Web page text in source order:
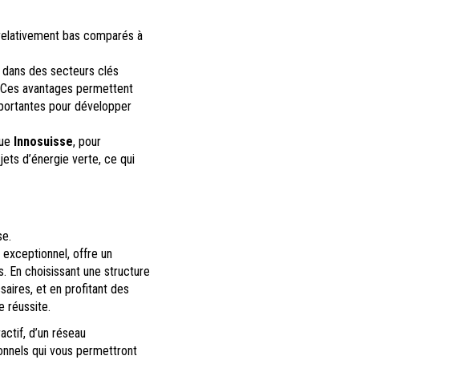
bas comparés à
des secteurs clés
avantages permettent
pour développer
Innosuisse, pour
d’énergie verte, ce qui
offre un
En choisissant une structure
et en profitant des
réussite.
d’un réseau
qui vous permettront